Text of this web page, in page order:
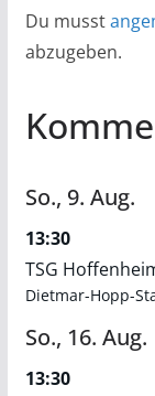
Du musst
abzugeben.
So., 9. Aug.
13:30
TSG
Dietmar-Hopp-
So., 16. Aug.
13:30